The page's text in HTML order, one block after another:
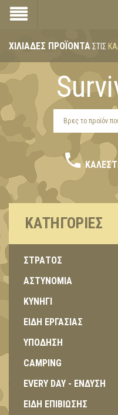
ΧΙΛΙΆΔΕΣ ΠΡΟΪΌΝΤΑΣΤΙΣ
ΚΑΤΗΓΟΡΊΕΣ
ΣΤΡΑΤΟΣ
ΑΣΤΥΝΟΜΙΑ
ΚΥΝΗΓΙ
ΕΙΔΗ ΕΡΓΑΣΙΑΣ
ΥΠΟΔΗΣΗ
CAMPING
EVERY DAY - ΕΝΔΥΣΗ
ΕΙΔΗ ΕΠΙΒΙΩΣΗΣ